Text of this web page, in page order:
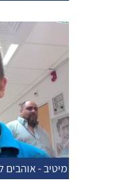
מיטיב - אוהבים